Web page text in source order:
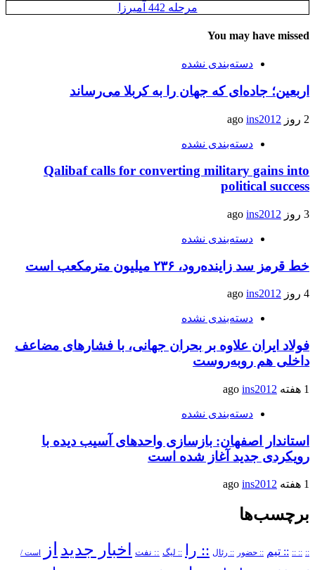
مرحله 442 آمیرزا
You may have missed
دسته‌بندی نشده
اربعین؛ جاده‌ای که جهان را به کربلا می‌رساند
2 روز ago ins2012
دسته‌بندی نشده
Qalibaf calls for converting military gains into
political success
3 روز ago ins2012
دسته‌بندی نشده
خط قرمز سد زاینده‌رود، ۲۳۶ میلیون مترمکعب است
4 روز ago ins2012
دسته‌بندی نشده
فولاد ایران علاوه بر بحران جهانی، با فشارهای مضاعف
داخلی هم روبه‌روست
1 هفته ago ins2012
دسته‌بندی نشده
استاندار اصفهان: بازسازی واحدهای آسیب دیده با
رویکردی جدید آغاز شده است
1 هفته ago ins2012
برچسب‌ها
::
:: :: :: تیم :: حضور :: رئال :: را :: لیگ :: نفت اخبار جدید از است /